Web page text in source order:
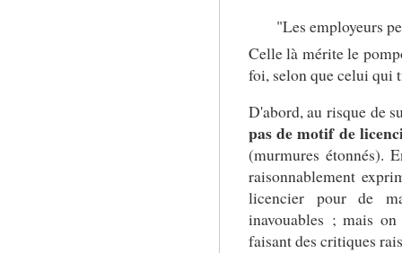
"Les employeurs
Celle là mérite le
foi, selon que celui qui
D'abord, au risque de
pas de motif de
(murmures étonnés).
raisonnablement
licencier pour de
inavouables ; mais
faisant des critiques